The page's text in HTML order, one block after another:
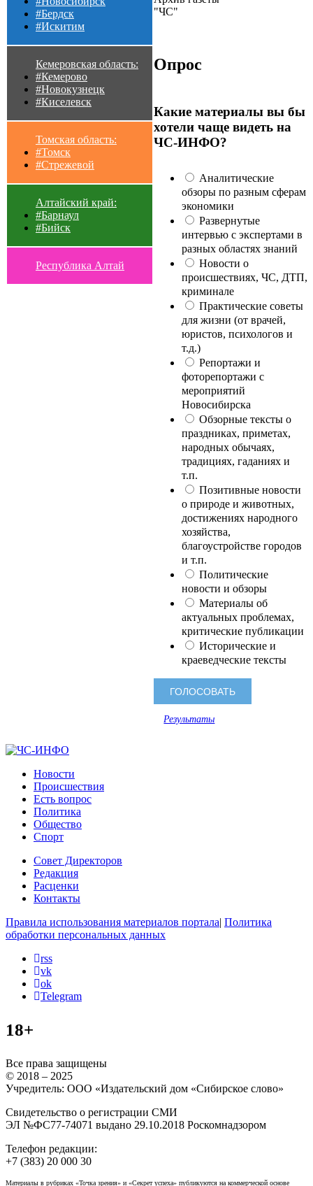
#Бердск
#Искитим
Кемеровская область:
#Кемерово
#Новокузнецк
#Киселевск
Томская область:
#Томск
#Стрежевой
Алтайский край:
#Барнаул
#Бийск
Республика Алтай
"ЧС"
Опрос
Какие материалы вы бы
хотели чаще видеть на
ЧС-ИНФО?
Аналитические
обзоры по разным сферам
экономики
Развернутые
интервью с экспертами в
разных областях знаний
Новости о
происшествиях, ЧС, ДТП,
криминале
Практические советы
для жизни (от врачей,
юристов, психологов и
т.д.)
Репортажи и
фоторепортажи с
мероприятий
Новосибирска
Обзорные тексты о
праздниках, приметах,
народных обычаях,
традициях, гаданиях и
т.п.
Позитивные новости
о природе и животных,
достижениях народного
хозяйства,
благоустройстве городов
и т.п.
Политические
новости и обзоры
Материалы об
актуальных проблемах,
критические публикации
Исторические и
краеведческие тексты
Результаты
Новости
Происшествия
Есть вопрос
Политика
Общество
Спорт
Совет Директоров
Редакция
Расценки
Контакты
Правила использования материалов портала| Политика
обработки персональных данных
rss
vk
ok
Telegram
18+
Все права защищены
© 2018 – 2025
Учредитель: ООО «Издательский дом «Сибирское слово»
Свидетельство о регистрации СМИ
ЭЛ №ФС77-74071 выдано 29.10.2018 Роскомнадзором
Телефон редакции:
+7 (383) 20 000 30
Материалы в рубриках «Точка зрения» и «Секрет успеха» публикуются на коммерческой основе